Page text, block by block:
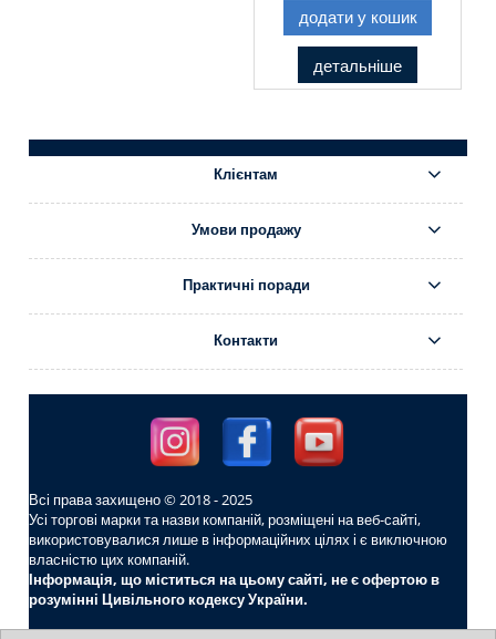
додати у кошик
детальніше
Клієнтам
Умови продажу
Практичні поради
Контакти
Всі права захищено © 2018 - 2025
Усі торгові марки та назви компаній, розміщені на веб-сайті,
використовувалися лише в інформаційних цілях і є виключною
власністю цих компаній.
Інформація, що міститься на цьому сайті, не є офертою в
розумінні Цивільного кодексу України.